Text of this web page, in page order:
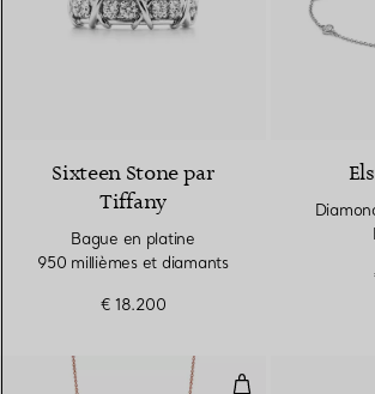
Sixteen Stone par
Tiffany
Bague en platine
950 millièmes et diamants
€ 18.200
Pendentif en